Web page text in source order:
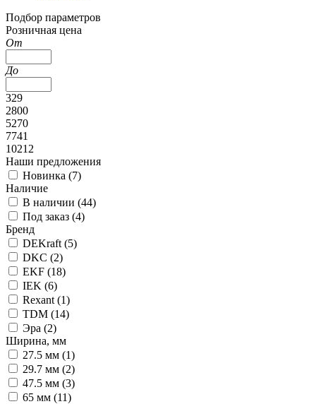
Подбор параметров
Розничная цена
От
До
329
2800
5270
7741
10212
Наши предложения
Новинка (7)
Наличие
В наличии (44)
Под заказ (4)
Бренд
DEKraft (5)
DKC (2)
EKF (18)
IEK (6)
Rexant (1)
TDM (14)
Эра (2)
Ширина, мм
27.5 мм (1)
29.7 мм (2)
47.5 мм (3)
65 мм (11)